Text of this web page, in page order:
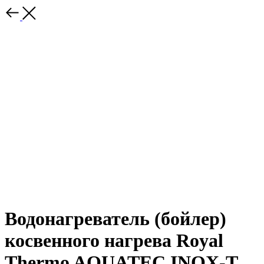
Водонагреватель (бойлер)
косвенного нагрева Royal